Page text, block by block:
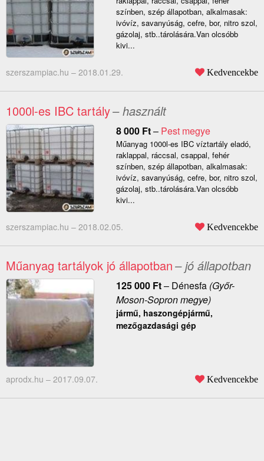
színben, szép állapotban, alkalmasak:
ivóvíz, savanyúság, cefre, bor, nitro szol,
gázolaj, stb..tárolására.Van olcsóbb
kivi...
szerszampiac.hu – 2018.01.29. Kedvencekbe
1000l-es IBC tartály– használt
8 000 Ft– Pest megye
Műanyag 1000l-es IBC víztartály eladó,
raklappal, ráccsal, csappal, fehér
színben, szép állapotban, alkalmasak:
ivóvíz, savanyúság, cefre, bor, nitro szol,
gázolaj, stb..tárolására.Van olcsóbb
kivi...
szerszampiac.hu – 2018.02.05. Kedvencekbe
Műanyag tartályok jó állapotban– jó állapotban
125 000 Ft– Dénesfa(Győr-
Moson-Sopron megye)
jármű, haszongépjármű,
mezőgazdasági gép
aprodx.hu – 2017.09.07. Kedvencekbe